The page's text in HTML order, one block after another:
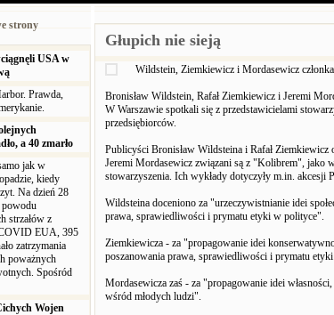
strony
USA w
Prawda,
a 40 zmarło
jak w
kiedy
Na dzień 28
powodu
strzałów z
EUA, 395
zatrzymania
poważnych
Spośród
Wojen
Głupich nie sieją
Wildstein, Ziemkiewicz i Mordasewicz
Bronisław Wildstein, Rafał Ziemkiewicz i Jeremi
W Warszawie spotkali się z przedstawicielami
przedsiębiorców.
Publicyści Bronisław Wildsteina i Rafał
Jeremi Mordasewicz związani są z "Kolibrem", jako
stowarzyszenia. Ich wykłady dotyczyły m.in.
Wildsteina doceniono za "urzeczywistnianie idei
prawa, sprawiedliwości i prymatu etyki w polityce".
Ziemkiewicza - za "propagowanie idei
poszanowania prawa, sprawiedliwości i prymatu
Mordasewicza zaś - za "propagowanie idei
wśród młodych ludzi".